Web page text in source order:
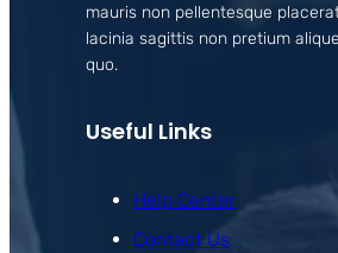
mauris non pellentesque
lacinia sagittis non pretium
quo.
Useful Links
Help Center
Contact Us